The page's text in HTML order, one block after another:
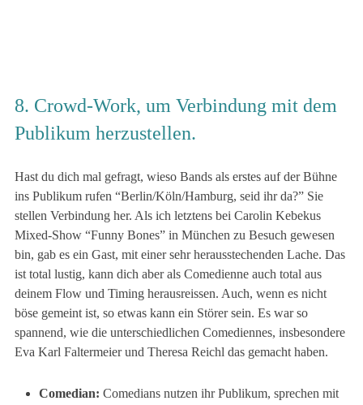
8. Crowd-Work, um Verbindung mit dem
Publikum herzustellen.
Hast du dich mal gefragt, wieso Bands als erstes auf der Bühne
ins Publikum rufen “Berlin/Köln/Hamburg, seid ihr da?” Sie
stellen Verbindung her. Als ich letztens bei Carolin Kebekus
Mixed-Show “Funny Bones” in München zu Besuch gewesen
bin, gab es ein Gast, mit einer sehr herausstechenden Lache. Das
ist total lustig, kann dich aber als Comedienne auch total aus
deinem Flow und Timing herausreissen. Auch, wenn es nicht
böse gemeint ist, so etwas kann ein Störer sein. Es war so
spannend, wie die unterschiedlichen Comediennes, insbesondere
Eva Karl Faltermeier und Theresa Reichl das gemacht haben.
Comedian: Comedians nutzen ihr Publikum, sprechen mit